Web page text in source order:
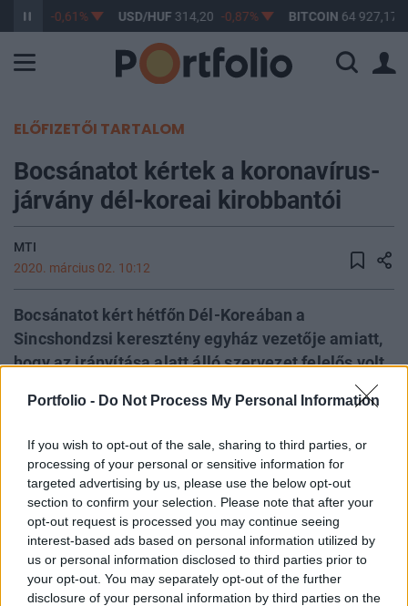
Portfolio - Do Not Process My Personal Information
If you wish to opt-out of the sale, sharing to third parties, or
processing of your personal or sensitive information for
targeted advertising by us, please use the below opt-out
section to confirm your selection. Please note that after your
opt-out request is processed you may continue seeing
interest-based ads based on personal information utilized by
us or personal information disclosed to third parties prior to
your opt-out. You may separately opt-out of the further
disclosure of your personal information by third parties on the
363,17 -0,61% USD/HUF 314,20 -0,87% BITCOIN 64 927,17
ELŐFIZETŐI TARTALOM
Bocsánatot kértek a koronavírus-
járvány dél-koreai kirobbantói
MTI
2020. március 02. 10:12
Bocsánatot kért hétfőn Dél-Koreában a
Sincshondzsi keresztény egyház vezetője amiatt,
hogy az irányítása alatt álló szervezet felelős volt
elterjedésében.
A dél-koreai fertőzések 60 százaléka közvetlenül
kapcsolatba hozható a szektával, mivel néhány tagja
januárban a közép-kínai Vuhanban, a koronavírus kiinduló
gócpontjában járt. Az egyház egyik 61 éves híve február
elején Tegu városban annak ellenére részt vett a szekta
legalább négy istentiszteletén, hogy lázas beteg volt.
Később koronavírus-fertőzöttként diagnosztizálták....